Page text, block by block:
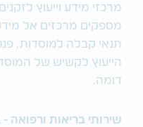
מרכזי מידע וייעוץ
מספקים מרכזים אל
תנאי קבלה למוסדות,
הייעוץ לקשיש של
דומה.
שירותי בריאות ורפואה -